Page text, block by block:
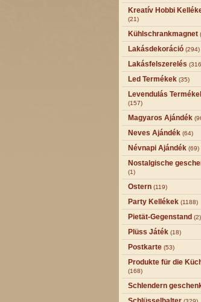
Kreatív Hobbi
(21)
Kühlschrankmagnet
Lakásdekoráció (294)
Lakásfelszerelés
Led Termékek (35)
Levendulás
(157)
Magyaros Ajándék
Neves Ajándék (64)
Névnapi Ajándék (69)
Nostalgische
(1)
Ostern (119)
Party Kellékek (1188)
Pietät-Gegenstand (2)
Plüss Játék (18)
Postkarte (53)
Produkte für die
(168)
Schlendern